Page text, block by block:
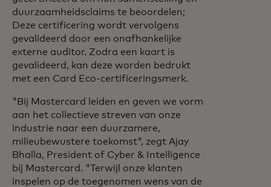
duurzaamheidsclaims te beoordelen;
Deze certificering wordt vervolgens
gevalideerd door een onafhankelijke
externe auditor. Zodra een kaart is
gevalideerd, kan deze worden bedrukt
met een Card Eco-certificeringsmerk.
"Bij Mastercard leiden en geven we vorm
aan het collectieve streven van onze
industrie naar een duurzamere,
milieubewustere toekomst", zegt Ajay
Bhalla, President of Cyber & Intelligence
bij Mastercard. "Terwijl onze klanten
inspelen op de toegenomen wens van de